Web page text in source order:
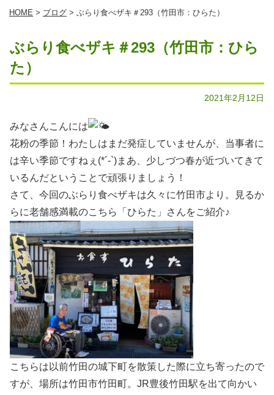
HOME > ブログ > ぶらり食べザキ＃293（竹田市：ひらた）
ぶらり食べザキ＃293（竹田市：ひら
た）
2021年2月12日
みなさんこんには
花粉の季節！わたしはまだ発症していませんが、当事者に
は辛い季節ですねぇ(*´-`)まあ、少しづつ春が近づいてきて
いるんだということで頑張りましょう！
さて、今回のぶらり食べザキは久々に竹田市より。見るか
らに老舗感満載のこちら「ひらた」さんをご紹介♪
こちらは以前竹田の城下町を散策した際に立ち寄ったので
すが、場所は竹田市竹田町。JR豊後竹田駅を出て向かい